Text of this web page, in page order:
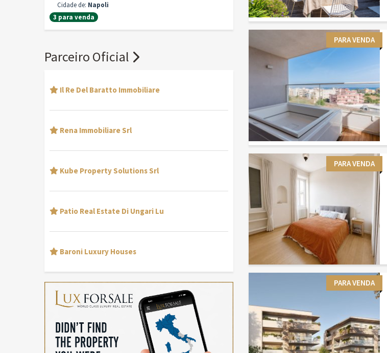
PARA VENDA
PARA VENDA
PARA VENDA
Cidade de: Napoli
3 para venda
Parceiro Oficial
Il Re Del Baratto Immobiliare
Rena Immobiliare Srl
Kube Property Solutions Srl
Patio Real Estate Di Ungari Lu
Baroni Luxury Houses